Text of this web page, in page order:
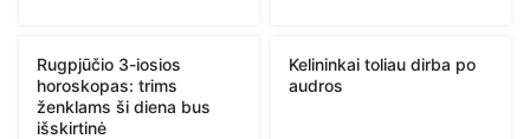
Rugpjūčio 3-iosios
horoskopas: trims
ženklams ši diena bus
išskirtinė
Kelininkai toliau dirba po
audros